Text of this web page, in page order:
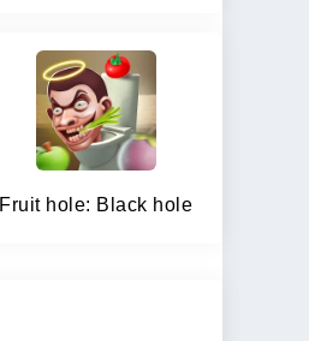
Fruit hole: Black hole